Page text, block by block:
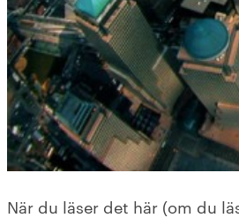
När du läser det här (om du